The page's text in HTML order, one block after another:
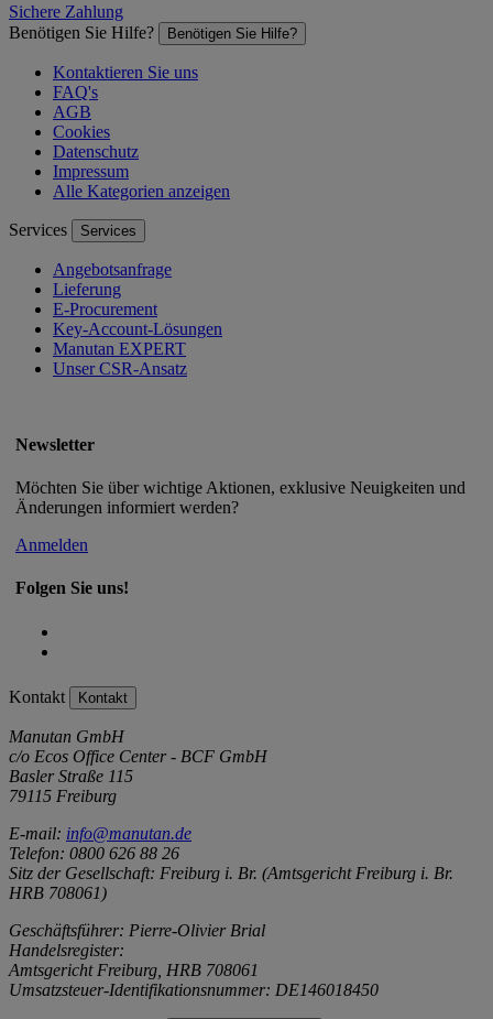
Sichere Zahlung
Benötigen Sie Hilfe?
Benötigen Sie Hilfe?
Kontaktieren Sie uns
FAQ's
AGB
Cookies
Datenschutz
Impressum
Alle Kategorien anzeigen
Services Services
Angebotsanfrage
Lieferung
E-Procurement
Key-Account-Lösungen
Manutan EXPERT
Unser CSR-Ansatz
Newsletter
Möchten Sie über wichtige Aktionen, exklusive Neuigkeiten und
Änderungen informiert werden?
Anmelden
Folgen Sie uns!
Kontakt Kontakt
Manutan GmbH
c/o Ecos Office Center - BCF GmbH
Basler Straße 115
79115 Freiburg
E-mail: info@manutan.de
Telefon: 0800 626 88 26
Sitz der Gesellschaft: Freiburg i. Br. (Amtsgericht Freiburg i. Br.
HRB 708061)
Geschäftsführer: Pierre-Olivier Brial
Handelsregister:
Amtsgericht Freiburg, HRB 708061
Umsatzsteuer-Identifikationsnummer: DE146018450